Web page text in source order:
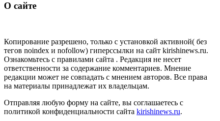
О сайте
Копирование разрешено, только с установкой активной( без
тегов noindex и nofollow) гиперссылки на сайт kirishinews.ru.
Ознакомьтесь с правилами сайта . Редакция не несет
ответственности за содержание комментариев. Мнение
редакции может не совпадать с мнением авторов. Все права
на материалы принадлежат их владельцам.
Отправляя любую форму на сайте, вы соглашаетесь с
политикой конфиденциальности сайта kirishinews.ru.